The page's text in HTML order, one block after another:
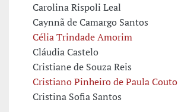
Carolina Rispoli Leal
Caynnã de Camargo Santos
Célia Trindade Amorim
Cláudia Castelo
Cristiane de Souza Reis
Cristiano Pinheiro de Paula Couto
Cristina Sofia Santos